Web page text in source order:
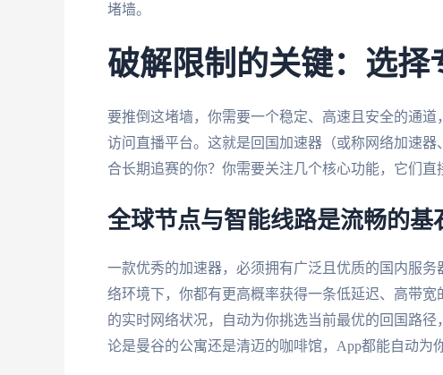
堵墙。
破解限制的关键：选择
要推倒这堵墙，你需要一个稳定、高速且安全的通
访问直播平台。这就是回国加速器（或称网络加速
合长期追赛的你？你需要关注几个核心功能，它们直
全球节点与智能线路是流畅的基
一款优秀的加速器，必须拥有广泛且优质的国内服
络环境下，你都有更高概率获得一条低延迟、高带
的实时网络状况，自动为你挑选当前最优的回国路
论是曼谷的公寓还是清迈的咖啡馆，App都能自动为